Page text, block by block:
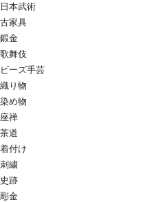
日本武術
古家具
鍛金
歌舞伎
ビーズ手芸
織り物
染め物
座禅
茶道
着付け
刺繍
史跡
彫金